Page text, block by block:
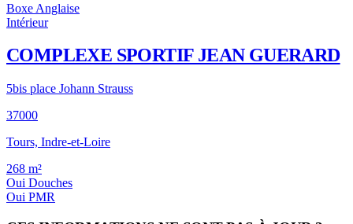
Boxe Anglaise
Intérieur
COMPLEXE SPORTIF JEAN GUERARD
5bis place Johann Strauss
37000
Tours, Indre-et-Loire
268 m²
Oui Douches
Oui PMR